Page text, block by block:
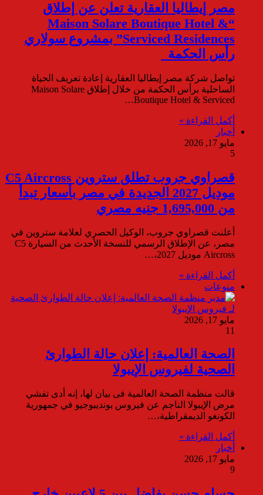
مصر إيطاليا العقارية تعلن عن إطلاق
“Maison Solare Boutique Hotel &
Serviced Residences” بمشروع سولاري
رأس الحكمة
تواصل شركة مصر إيطاليا العقارية إعادة تعريف الحياة
الساحلية برأس الحكمة من خلال إطلاق Maison Solare
Boutique Hotel & Serviced…
أكمل القراءة »
أخبار
مايو 17, 2026
5
قصراوي جروب تطلق ستروين C5 Aircross
موديل 2027 الجديدة في مصر بأسعار تبدأ
من 1,695,000 جنيه مصري
أعلنت قصراوي جروب، الوكيل الحصري لعلامة ستروين في
مصر، عن الإطلاق الرسمي للنسخة الأحدث من السيارة C5
Aircross موديل 2027،…
أكمل القراءة »
منوعات
مايو 17, 2026
11
الصحة العالمية: إعلان حالة الطوارئ
الصحية لفيروس الإيبولا
قالت منظمة الصحة العالمية فى بيان لها، إنه أدى تفشي
مرض الإيبولا الناجم عن فيروس بونديبوجيو في جمهورية
الكونغو الديمقراطية،…
أكمل القراءة »
أخبار
مايو 17, 2026
9